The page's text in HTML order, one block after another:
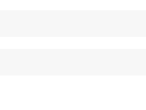
Option
sehen